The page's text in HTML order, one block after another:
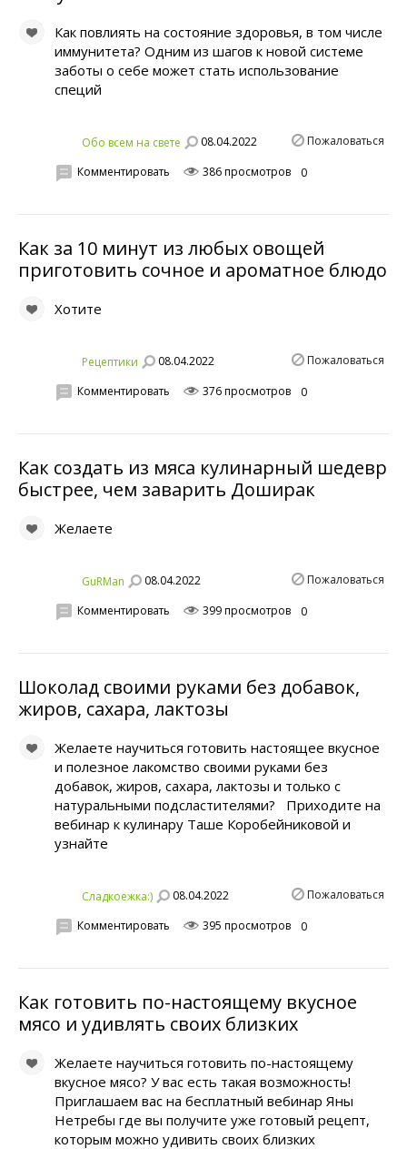
Как повлиять на состояние здоровья, в том числе
иммунитета? Одним из шагов к новой системе
заботы о себе может стать использование
специй
Обо всем на свете 08.04.2022 Пожаловаться
Комментировать 386 просмотров 0
Как за 10 минут из любых овощей
приготовить сочное и ароматное блюдо
Хотите
Рецептики 08.04.2022 Пожаловаться
Комментировать 376 просмотров 0
Как создать из мяса кулинарный шедевр
быстрее, чем заварить Доширак
Желаете
GuRMan 08.04.2022 Пожаловаться
Комментировать 399 просмотров 0
Шоколад своими руками без добавок,
жиров, сахара, лактозы
Желаете научиться готовить настоящее вкусное
и полезное лакомство своими руками без
добавок, жиров, сахара, лактозы и только с
натуральными подсластителями? Приходите на
вебинар к кулинару Таше Коробейниковой и
узнайте
Сладкоежка:) 08.04.2022 Пожаловаться
Комментировать 395 просмотров 0
Как готовить по-настоящему вкусное
мясо и удивлять своих близких
Желаете научиться готовить по-настоящему
вкусное мясо? У вас есть такая возможность!
Приглашаем вас на бесплатный вебинар Яны
Нетребы где вы получите уже готовый рецепт,
которым можно удивить своих близких